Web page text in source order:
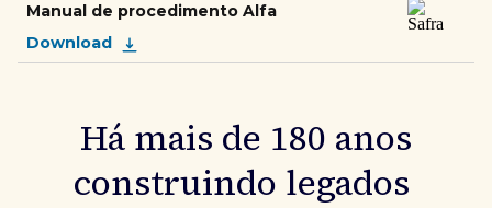
Manual de procedimento Alfa
Download
Há mais de 180 anos
construindo legados